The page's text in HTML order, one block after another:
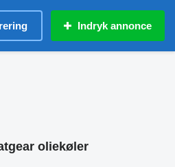
Indryk annonce
oliekøler